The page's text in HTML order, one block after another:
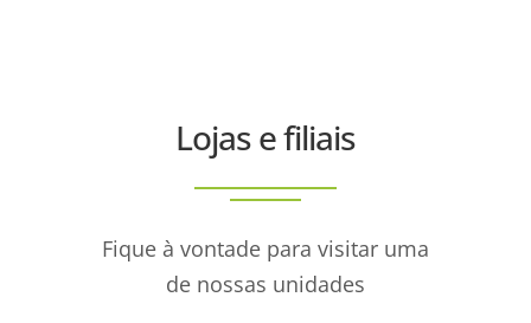
Lojas e filiais
Fique à vontade para visitar uma
de nossas unidades